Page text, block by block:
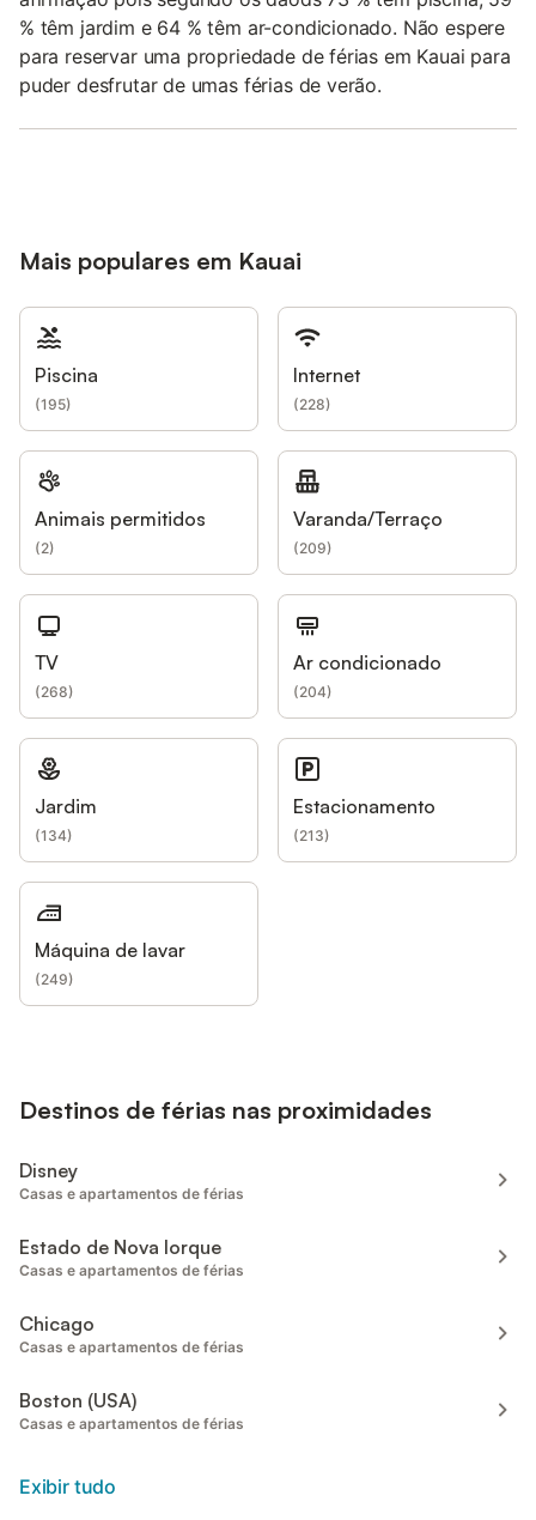
% têm jardim e 64 % têm ar-condicionado. Não espere
para reservar uma propriedade de férias em Kauai para
puder desfrutar de umas férias de verão.
Mais populares em Kauai
Piscina
(195)
Internet
(228)
Animais permitidos
(2)
Varanda/Terraço
(209)
TV
(268)
Ar condicionado
(204)
Jardim
(134)
Estacionamento
(213)
Máquina de lavar
(249)
Destinos de férias nas proximidades
Disney
Casas e apartamentos de férias
Estado de Nova Iorque
Casas e apartamentos de férias
Chicago
Casas e apartamentos de férias
Boston (USA)
Casas e apartamentos de férias
Exibir tudo